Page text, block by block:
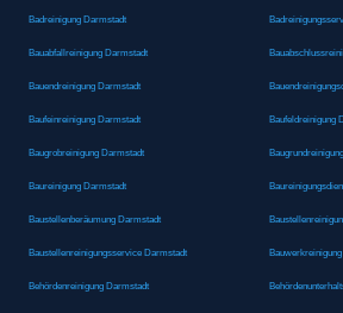
Badreinigung Darmstadt
Bauabfallreinigung Darmstadt
Bauendreinigung Darmstadt
Baufeinreinigung Darmstadt Baufeldreinigung
Baugrobreinigung Darmstadt
Baureinigung Darmstadt
Baustellenberäumung Darmstadt
Baustellenreinigungsservice Darmstadt
Behördenreinigung Darmstadt